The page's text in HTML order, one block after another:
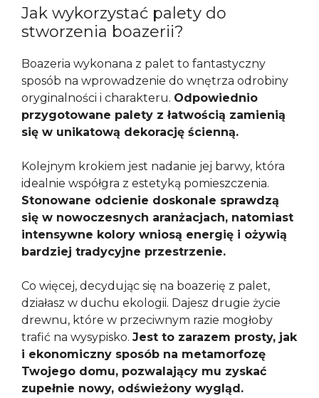
Jak wykorzystać palety do
stworzenia boazerii?
Boazeria wykonana z palet to fantastyczny
sposób na wprowadzenie do wnętrza odrobiny
oryginalności i charakteru. Odpowiednio
przygotowane palety z łatwością zamienią
się w unikatową dekorację ścienną.
Kolejnym krokiem jest nadanie jej barwy, która
idealnie współgra z estetyką pomieszczenia.
Stonowane odcienie doskonale sprawdzą
się w nowoczesnych aranżacjach, natomiast
intensywne kolory wniosą energię i ożywią
bardziej tradycyjne przestrzenie.
Co więcej, decydując się na boazerię z palet,
działasz w duchu ekologii. Dajesz drugie życie
drewnu, które w przeciwnym razie mogłoby
trafić na wysypisko. Jest to zarazem prosty, jak
i ekonomiczny sposób na metamorfozę
Twojego domu, pozwalający mu zyskać
zupełnie nowy, odświeżony wygląd.